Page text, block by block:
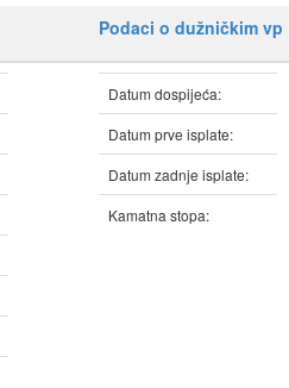
Podaci o dužničkim vp
Datum dospijeća:
Datum prve isplate:
Datum zadnje isplate:
Kamatna stopa: